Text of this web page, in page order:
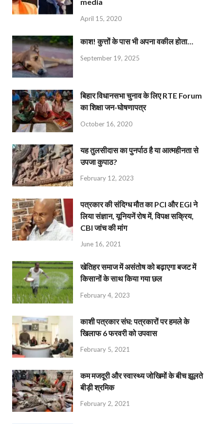
media
April 15, 2020
काश! कुत्तों के पास भी अपना वकील होता…
September 19, 2025
बिहार विधानसभा चुनाव के लिए RTE Forum
का शिक्षा जन-घोषणापत्र
October 16, 2020
यह तुलसीदास का पुनर्पाठ है या आत्महीनता से
उपजा कुपाठ?
February 12, 2023
पत्रकार की संदिग्ध मौत का PCI और EGI ने
लिया संज्ञान, यूनियनें रोष में, विपक्ष सक्रिय,
CBI जांच की मांग
June 16, 2021
खेतिहर समाज में असंतोष को बढ़ाएगा बजट में
किसानों के साथ किया गया छल
February 4, 2023
काशी पत्रकार संघ: पत्रकारों पर हमले के
खिलाफ 6 फरवरी को उपवास
February 5, 2021
कम मजदूरी और स्वास्थ्य जोखिमों के बीच झूलते
बीड़ी श्रमिक
February 2, 2021